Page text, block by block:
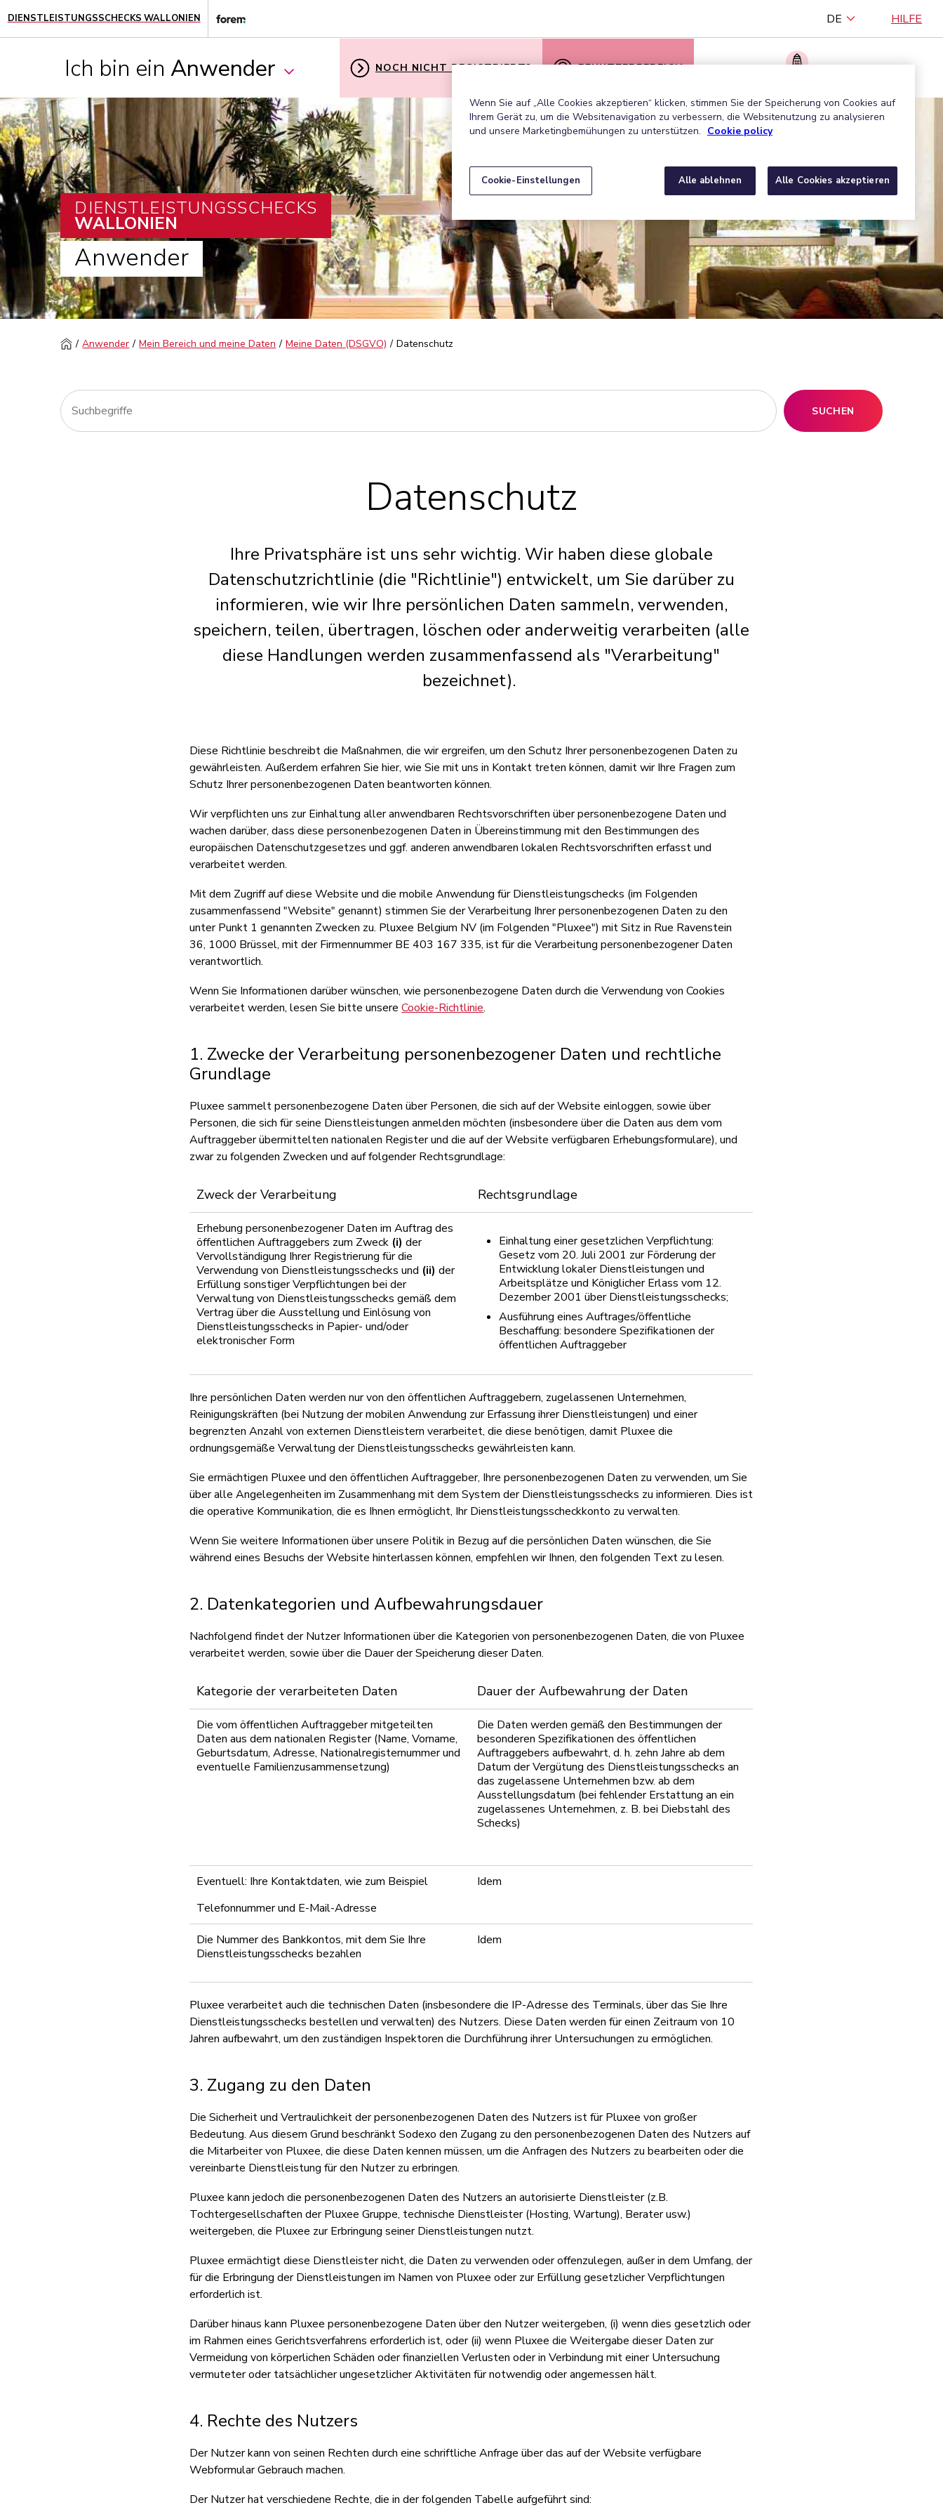
DIENSTLEISTUNGSSCHECKS WALLONIEN DE HILFE
Ich bin ein Anwender NOCH NICHT REGISTRIERT?
BENUTZERBEREICH
DIENSTLEISTUNGSSCHECKS
WALLONIEN
Anwender
Anwender Mein Bereich und meine Daten Meine Daten (DSGVO) Datenschutz
SUCHEN
Datenschutz
Ihre Privatsphäre ist uns sehr wichtig. Wir haben diese globale
Datenschutzrichtlinie (die "Richtlinie") entwickelt, um Sie darüber zu
informieren, wie wir Ihre persönlichen Daten sammeln, verwenden,
speichern, teilen, übertragen, löschen oder anderweitig verarbeiten (alle
diese Handlungen werden zusammenfassend als "Verarbeitung"
bezeichnet).
Diese Richtlinie beschreibt die Maßnahmen, die wir ergreifen, um den Schutz Ihrer personenbezogenen Daten zu
gewährleisten. Außerdem erfahren Sie hier, wie Sie mit uns in Kontakt treten können, damit wir Ihre Fragen zum
Schutz Ihrer personenbezogenen Daten beantworten können.
Wir verpflichten uns zur Einhaltung aller anwendbaren Rechtsvorschriften über personenbezogene Daten und
wachen darüber, dass diese personenbezogenen Daten in Übereinstimmung mit den Bestimmungen des
europäischen Datenschutzgesetzes und ggf. anderen anwendbaren lokalen Rechtsvorschriften erfasst und
verarbeitet werden.
Mit dem Zugriff auf diese Website und die mobile Anwendung für Dienstleistungschecks (im Folgenden
zusammenfassend "Website" genannt) stimmen Sie der Verarbeitung Ihrer personenbezogenen Daten zu den
unter Punkt 1 genannten Zwecken zu. Pluxee Belgium NV (im Folgenden "Pluxee") mit Sitz in Rue Ravenstein
36, 1000 Brüssel, mit der Firmennummer BE 403 167 335, ist für die Verarbeitung personenbezogener Daten
verantwortlich.
Wenn Sie Informationen darüber wünschen, wie personenbezogene Daten durch die Verwendung von Cookies
verarbeitet werden, lesen Sie bitte unsereCookie-Richtlinie.
1. Zwecke der Verarbeitung personenbezogener Daten und rechtliche
Grundlage
Pluxee sammelt personenbezogene Daten über Personen, die sich auf der Website einloggen, sowie über
Personen, die sich für seine Dienstleistungen anmelden möchten (insbesondere über die Daten aus dem vom
Auftraggeber übermittelten nationalen Register und die auf der Website verfügbaren Erhebungsformulare), und
zwar zu folgenden Zwecken und auf folgender Rechtsgrundlage:
Zweck der Verarbeitung Rechtsgrundlage
Erhebung personenbezogener Daten im Auftrag des
öffentlichen Auftraggebers zum Zweck (i) der
Vervollständigung Ihrer Registrierung für die
Verwendung von Dienstleistungsschecks und (ii) der
Erfüllung sonstiger Verpflichtungen bei der
Verwaltung von Dienstleistungsschecks gemäß dem
Vertrag über die Ausstellung und Einlösung von
Dienstleistungsschecks in Papier- und/oder
elektronischer Form
Einhaltung einer gesetzlichen Verpflichtung:
Gesetz vom 20. Juli 2001 zur Förderung der
Entwicklung lokaler Dienstleistungen und
Arbeitsplätze und Königlicher Erlass vom 12.
Dezember 2001 über Dienstleistungsschecks;
Ausführung eines Auftrages/öffentliche
Beschaffung: besondere Spezifikationen der
öffentlichen Auftraggeber
Ihre persönlichen Daten werden nur von den öffentlichen Auftraggebern, zugelassenen Unternehmen,
Reinigungskräften (bei Nutzung der mobilen Anwendung zur Erfassung ihrer Dienstleistungen) und einer
begrenzten Anzahl von externen Dienstleistern verarbeitet, die diese benötigen, damit Pluxee die
ordnungsgemäße Verwaltung der Dienstleistungsschecks gewährleisten kann.
Sie ermächtigen Pluxee und den öffentlichen Auftraggeber, Ihre personenbezogenen Daten zu verwenden, um Sie
über alle Angelegenheiten im Zusammenhang mit dem System der Dienstleistungsschecks zu informieren. Dies ist
die operative Kommunikation, die es Ihnen ermöglicht, Ihr Dienstleistungsscheckkonto zu verwalten.
Wenn Sie weitere Informationen über unsere Politik in Bezug auf die persönlichen Daten wünschen, die Sie
während eines Besuchs der Website hinterlassen können, empfehlen wir Ihnen, den folgenden Text zu lesen.
2. Datenkategorien und Aufbewahrungsdauer
Nachfolgend findet der Nutzer Informationen über die Kategorien von personenbezogenen Daten, die von Pluxee
verarbeitet werden, sowie über die Dauer der Speicherung dieser Daten.
Kategorie der verarbeiteten Daten Dauer derAufbewahrung der Daten
Die vom öffentlichen Auftraggeber mitgeteilten
Daten aus dem nationalen Register (Name, Vorname,
Geburtsdatum, Adresse, Nationalregisternummer und
eventuelle Familienzusammensetzung)
Die Daten werden gemäß den Bestimmungen der
besonderen Spezifikationen des öffentlichen
Auftraggebers aufbewahrt, d. h. zehn Jahre ab dem
Datum der Vergütung des Dienstleistungsschecks an
das zugelassene Unternehmen bzw. ab dem
Ausstellungsdatum (bei fehlender Erstattung an ein
zugelassenes Unternehmen, z. B. bei Diebstahl des
Schecks)
Eventuell: Ihre Kontaktdaten, wie zum Beispiel
Telefonnummer und E-Mail-Adresse
Idem
Die Nummer des Bankkontos, mit dem Sie Ihre
Dienstleistungsschecks bezahlen
Idem
Pluxee verarbeitet auch die technischen Daten (insbesondere die IP-Adresse des Terminals, über das Sie Ihre
Dienstleistungsschecks bestellen und verwalten) des Nutzers. Diese Daten werden für einen Zeitraum von 10
Jahren aufbewahrt, um den zuständigen Inspektoren die Durchführung ihrer Untersuchungen zu ermöglichen.
3. Zugang zu den Daten
Die Sicherheit und Vertraulichkeit der personenbezogenen Daten des Nutzers ist für Pluxee von großer
Bedeutung. Aus diesem Grund beschränkt Sodexo den Zugang zu den personenbezogenen Daten des Nutzers auf
die Mitarbeiter von Pluxee, die diese Daten kennen müssen, um die Anfragen des Nutzers zu bearbeiten oder die
vereinbarte Dienstleistung für den Nutzer zu erbringen.
Pluxee kann jedoch die personenbezogenen Daten des Nutzers an autorisierte Dienstleister (z.B.
Tochtergesellschaften der Pluxee Gruppe, technische Dienstleister (Hosting, Wartung), Berater usw.)
weitergeben, die Pluxee zur Erbringung seiner Dienstleistungen nutzt.
Pluxee ermächtigt diese Dienstleister nicht, die Daten zu verwenden oder offenzulegen, außer in dem Umfang, der
für die Erbringung der Dienstleistungen im Namen von Pluxee oder zur Erfüllung gesetzlicher Verpflichtungen
erforderlich ist.
Darüber hinaus kann Pluxee personenbezogene Daten über den Nutzer weitergeben, (i) wenn dies gesetzlich oder
im Rahmen eines Gerichtsverfahrens erforderlich ist, oder (ii) wenn Pluxee die Weitergabe dieser Daten zur
Vermeidung von körperlichen Schäden oder finanziellen Verlusten oder in Verbindung mit einer Untersuchung
vermuteter oder tatsächlicher ungesetzlicher Aktivitäten für notwendig oder angemessen hält.
4. Rechte des Nutzers
Der Nutzer kann von seinen Rechten durch eine schriftliche Anfrage über das auf der Website verfügbare
Webformular Gebrauch machen.
Der Nutzer hat verschiedene Rechte, die in der folgenden Tabelle aufgeführt sind:
Wenn Sie auf „Alle Cookies akzeptieren“ klicken, stimmen Sie der Speicherung von Cookies auf
Ihrem Gerät zu, um die Websitenavigation zu verbessern, die Websitenutzung zu analysieren
und unsere Marketingbemühungen zu unterstützen. Cookie policy
Alle ablehnen Alle Cookies akzeptieren
Cookie-Einstellungen